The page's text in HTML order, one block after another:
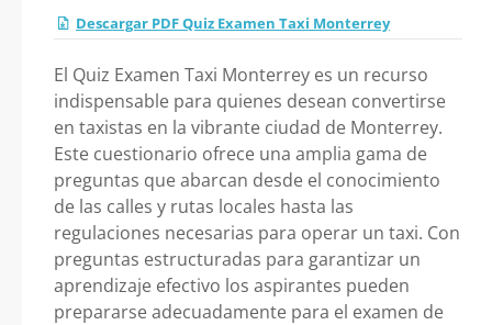
Descargar PDF Quiz Examen Taxi Monterrey
El Quiz Examen Taxi Monterrey es un recurso
indispensable para quienes desean convertirse
en taxistas en la vibrante ciudad de Monterrey.
Este cuestionario ofrece una amplia gama de
preguntas que abarcan desde el conocimiento
de las calles y rutas locales hasta las
regulaciones necesarias para operar un taxi. Con
preguntas estructuradas para garantizar un
aprendizaje efectivo los aspirantes pueden
prepararse adecuadamente para el examen de